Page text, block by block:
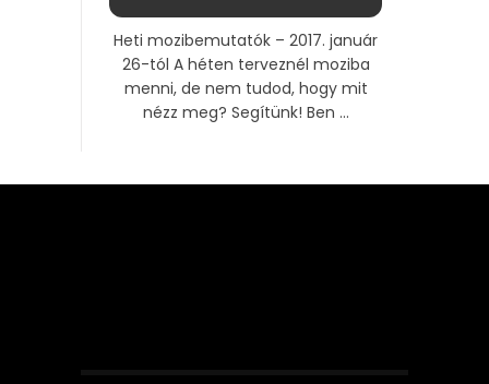
Heti mozibemutatók – 2017. január
26-tól A héten terveznél moziba
menni, de nem tudod, hogy mit
nézz meg? Segítünk! Ben ...